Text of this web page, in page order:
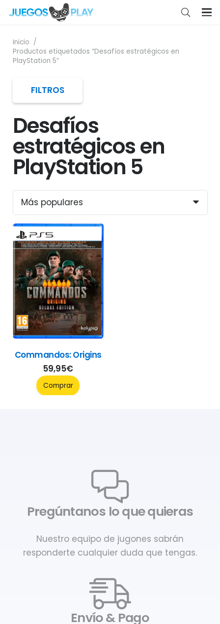
Inicio /
Productos etiquetados “Desafíos estratégicos en
PlayStation 5”
Desafíos
estratégicos en
PlayStation 5
Commandos: Origins
59,95€
Comprar
FILTROS
Pregúntanos lo que quieras
Nuestro equipo de jugones sabrán
responderte cualquier duda que tengas.
Envío & Pago